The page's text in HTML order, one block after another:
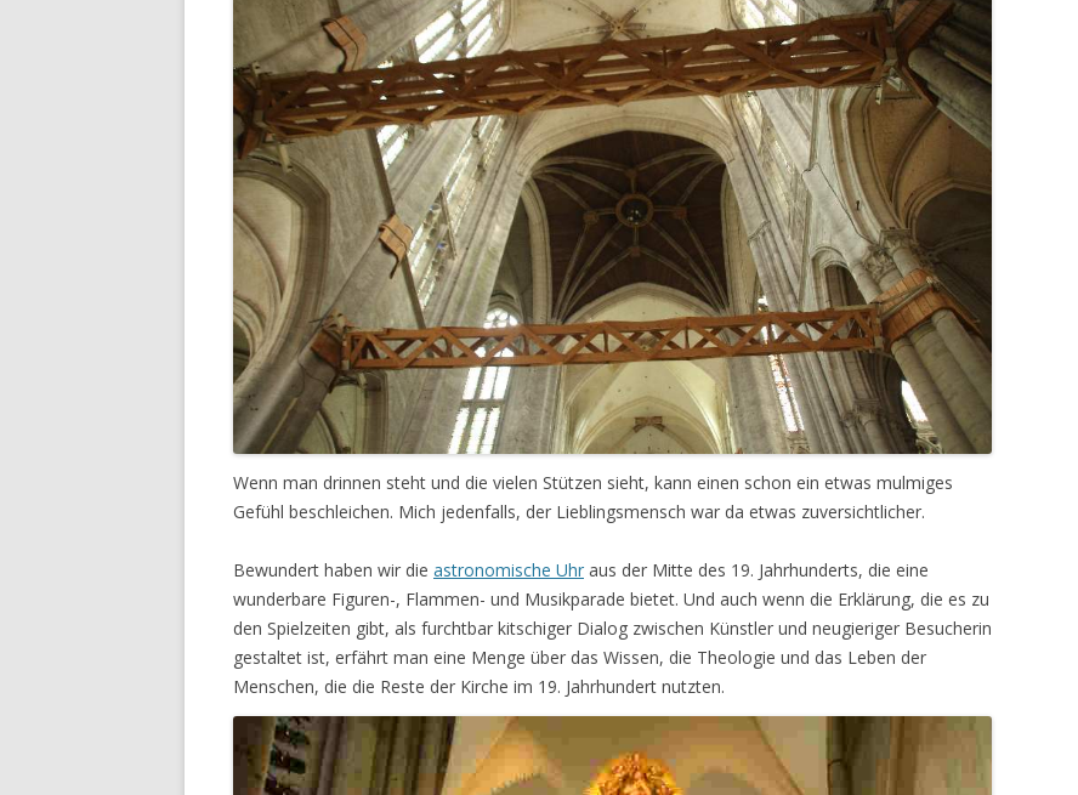
Wenn man drinnen steht und die vielen Stützen sieht, kann einen schon ein etwas mulmiges
Gefühl beschleichen. Mich jedenfalls, der Lieblingsmensch war da etwas zuversichtlicher.
Bewundert haben wir die astronomische Uhr aus der Mitte des 19. Jahrhunderts, die eine
wunderbare Figuren-, Flammen- und Musikparade bietet. Und auch wenn die Erklärung, die es zu
den Spielzeiten gibt, als furchtbar kitschiger Dialog zwischen Künstler und neugieriger Besucherin
gestaltet ist, erfährt man eine Menge über das Wissen, die Theologie und das Leben der
Menschen, die die Reste der Kirche im 19. Jahrhundert nutzten.